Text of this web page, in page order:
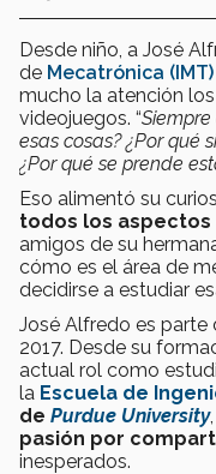
Desde niño, a José
de Mecatrónica (IMT)
mucho la atención
videojuegos. “
esas cosas? ¿Por qué
¿Por qué se prende
Eso alimentó su
todos los aspectos
amigos de su
cómo es el área de
decidirse a estudiar
José Alfredo es parte
2017. Desde su
actual rol como
la Escuela de
de Purdue University
pasión por
inesperados.